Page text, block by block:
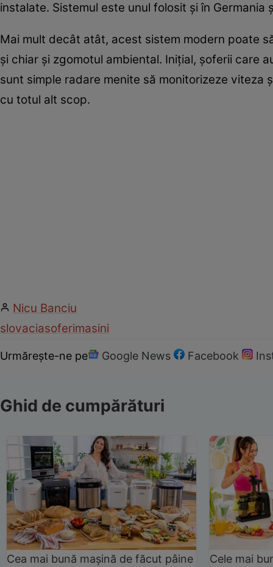
instalate. Sistemul este unul folosit și în
Mai mult decât atât, acest sistem modern poate
și chiar și zgomotul ambiental. Inițial, șoferii care
sunt simple radare menite să monitorizeze
cu totul alt scop.
Nicu Banciu
slovaciasoferimasini
Urmărește-ne pe Google News Facebook
Ghid de cumpărături
Cea mai bună mașină de făcut pâine
Cele mai